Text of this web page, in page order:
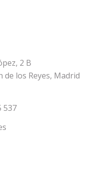
2 B
de los Reyes, Madrid
537